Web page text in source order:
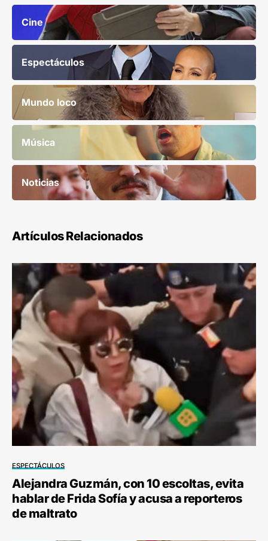
Cine
Espectáculos
Mundo loco
Música
Noticias
Artículos Relacionados
ESPECTÁCULOS
Alejandra Guzmán, con 10 escoltas, evita
hablar de Frida Sofía y acusa a reporteros
de maltrato